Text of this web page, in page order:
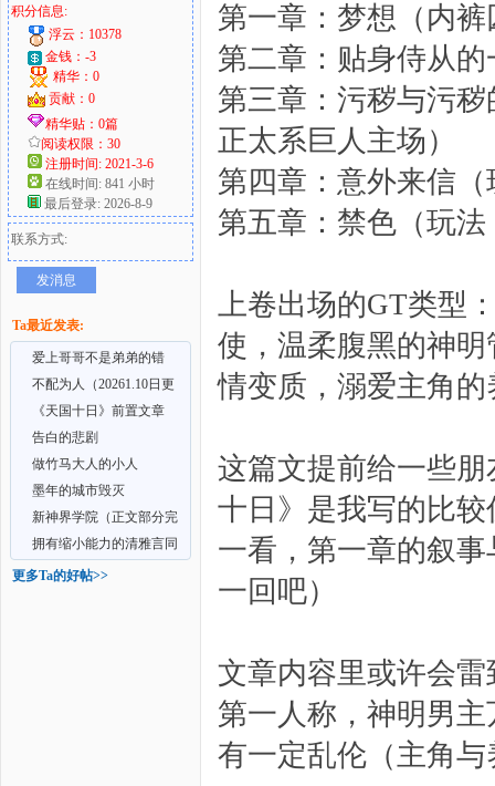
好
积分信息:
浮云：10378
金钱：-3
精华：0
贡献：0
精华贴：0篇
阅读权限：30
注册时间: 2021-3-6
在线时间: 841 小时
最后登录: 2026-8-9
联系方式:
发消息
Ta最近发表:
爱上哥哥不是弟弟的错
（短篇真骨科）
不配为人（20261.10日更
新第六章：魔王诞生
《天国十日》前置文章
——亵渎
告白的悲剧
做竹马大人的小人
墨年的城市毁灭
新神界学院（正文部分完
结）
拥有缩小能力的清雅言同
学
更多Ta的好帖>>
第一章：梦想（内
第二章：贴身侍从
第三章：污秽与污
正太系巨人主场）
第四章：意外来信
第五章：禁色（玩
上卷出场的GT类型
使，温柔腹黑的神
情变质，溺爱主角的
这篇文提前给一些
十日》是我写的比
一看，第一章的叙
一回吧）
文章内容里或许会
第一人称，神明男
有一定乱伦（主角